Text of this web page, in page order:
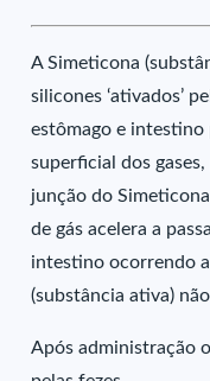
A Simeticona
silicones ‘ativados’
estômago e intestino
superficial dos
junção do
de gás acelera a
intestino ocorrendo
(substância ativa)
Após administração